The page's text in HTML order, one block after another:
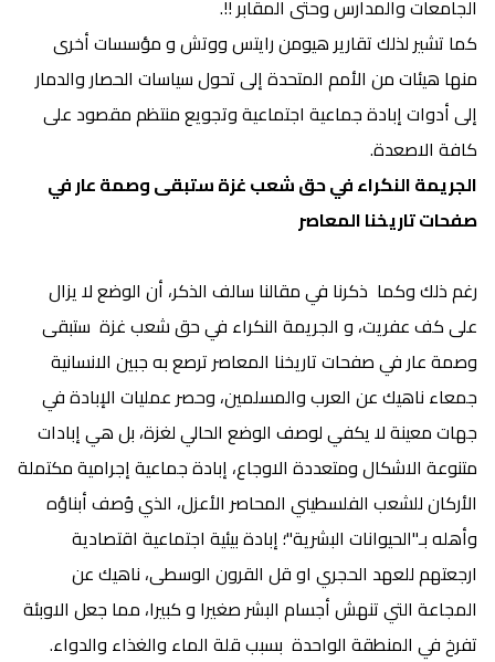
الجامعات والمدارس وحتى المقابر !!.
كما تشير لذلك تقارير هيومن رايتس ووتش و مؤسسات أخرى
منها هيئات من الأمم المتحدة إلى تحول سياسات الحصار والدمار
إلى أدوات إبادة جماعية اجتماعية وتجويع منتظم مقصود على
كافة الاصعدة.
الجريمة النكراء في حق شعب غزة ستبقى وصمة عار في
صفحات تاريخنا المعاصر
رغم ذلك وكما ذكرنا في مقالنا سالف الذكر، أن الوضع لا يزال
على كف عفريت، و الجريمة النكراء في حق شعب غزة ستبقى
وصمة عار في صفحات تاريخنا المعاصر ترصع به جبين الانسانية
جمعاء ناهيك عن العرب والمسلمين، وحصر عمليات الإبادة في
جهات معينة لا يكفي لوصف الوضع الحالي لغزة، بل هي إبادات
متنوعة الاشكال ومتعددة الاوجاع، إبادة جماعية إجرامية مكتملة
الأركان للشعب الفلسطيني المحاصر الأعزل، الذي وُصف أبناؤه
وأهله بـ"الحيوانات البشرية"؛ إبادة بيئية اجتماعية اقتصادية
ارجعتهم للعهد الحجري او قل القرون الوسطى، ناهيك عن
المجاعة التي تنهش أجسام البشر صغيرا و كبيرا، مما جعل الاوبئة
تفرخ في المنطقة الواحدة بسبب قلة الماء والغذاء والدواء.